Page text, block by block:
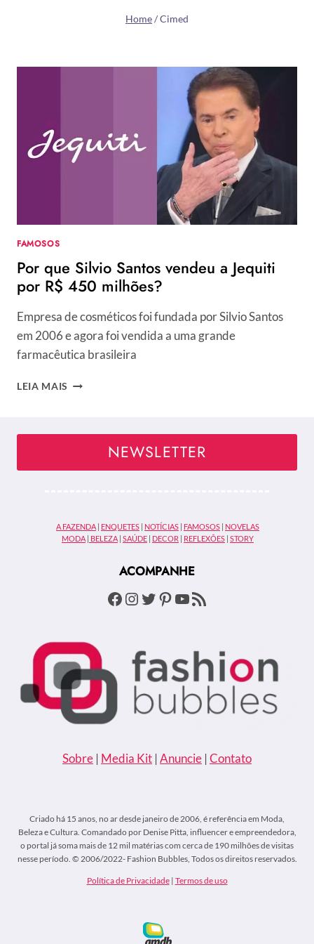
Home/Cimed
FAMOSOS
Por que Silvio Santos vendeu a Jequiti
por R$ 450 milhões?
Empresa de cosméticos foi fundada por Silvio Santos
em 2006 e agora foi vendida a uma grande
farmacêutica brasileira
LEIA MAIS POR
JEQUITI
MILHÕES?
NEWSLETTER
A FAZENDA | ENQUETES | NOTÍCIAS | FAMOSOS | NOVELAS
MODA | BELEZA | SAÚDE | DECOR | REFLEXÕES | STORY
ACOMPANHE
Facebook
Instagram
Twitter
Pinterest
Youtube
Feed RSS
Sobre | Media Kit | Anuncie | Contato
Criado há 15 anos, no ar desde janeiro de 2006, é referência em Moda,
Beleza e Cultura. Comandado por Denise Pitta, influencer e empreendedora,
o portal já soma mais de 12 mil matérias com cerca de 190 milhões de visitas
nesse período. © 2006/2022- Fashion Bubbles, Todos os direitos reservados.
Política de Privacidade| Termos de uso